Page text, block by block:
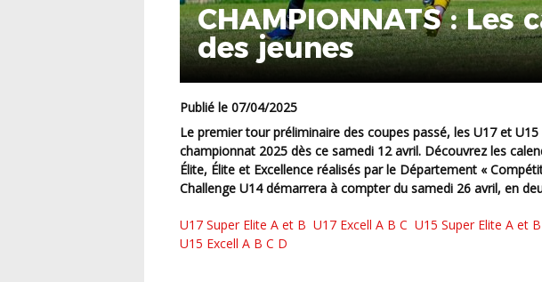
CHAMPIONNATS : Les
des jeunes
Publié le 07/04/2025
Le premier tour préliminaire des coupes passé, les U17 et U15 ont rendez-vous avec le
championnat 2025 dès ce samedi 12 avril. Découvrez les
Élite, Élite et Excellence réalisés par le Département «
Challenge U14 démarrera à compter du samedi 26 avril, en
U17 Super Elite A et B U17 Excell A B C U15 Super Elite A et B
U15 Excell A B C D